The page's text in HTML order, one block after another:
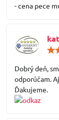
- cena pece
Dobrý deň,
odporúčam.
Ďakujeme.